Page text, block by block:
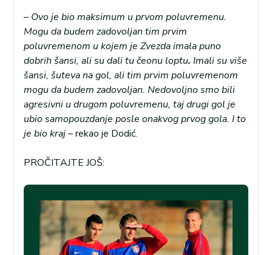
– Ovo je bio maksimum u prvom poluvremenu.
Mogu da budem zadovoljan tim prvim
poluvremenom u kojem je Zvezda imala puno
dobrih šansi, ali su dali tu čeonu loptu. Imali su više
šansi, šuteva na gol, ali tim prvim poluvremenom
mogu da budem zadovoljan. Nedovoljno smo bili
agresivni u drugom poluvremenu, taj drugi gol je
ubio samopouzdanje posle onakvog prvog gola. I to
je bio kraj –rekao je Dodić.
PROČITAJTE JOŠ: